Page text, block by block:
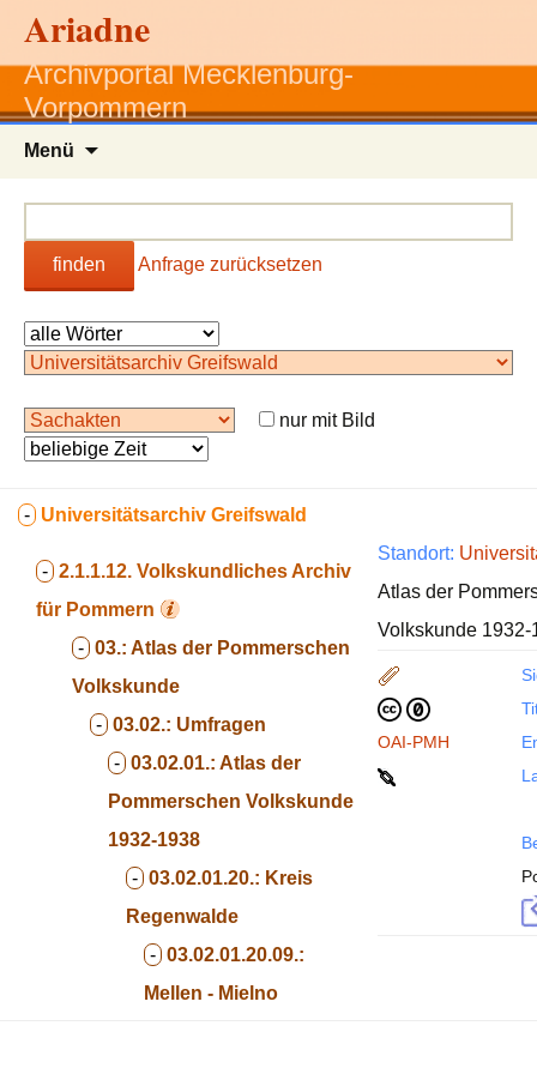
Ariadne
Archivportal Mecklenburg-
Vorpommern
Menü
finden Anfrage zurücksetzen
nur mit Bild
- Universitätsarchiv Greifswald
- 2.1.1.12. Volkskundliches Archiv
für Pommern
- 03.: Atlas der Pommerschen
Volkskunde
- 03.02.: Umfragen
- 03.02.01.: Atlas der
Pommerschen Volkskunde
1932-1938
- 03.02.01.20.: Kreis
Regenwalde
- 03.02.01.20.09.:
Mellen - Mielno
Standort:
Atlas der
Volkskunde
OAI-PMH